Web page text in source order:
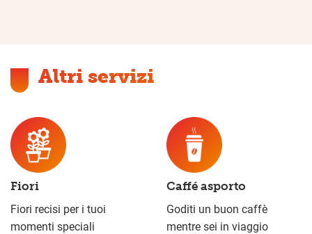
Altri servizi
Fiori
Fiori recisi per i tuoi
momenti speciali
Caffé asporto
Goditi un buon caffè
mentre sei in viaggio